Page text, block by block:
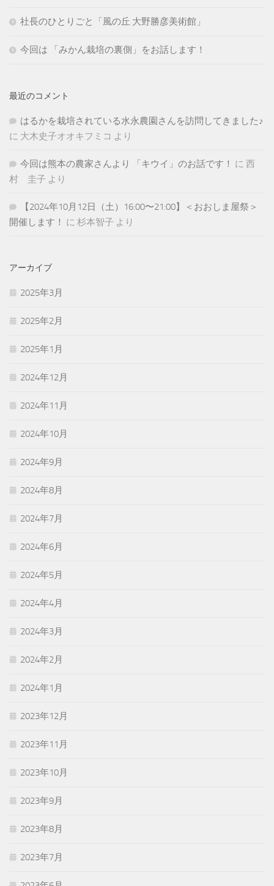
社長のひとりごと「風の丘 大野勝彦美術館」
今回は 「みかん栽培の裏側」をお話します！
最近のコメント
はるかを栽培されている水永農園さんを訪問してきました♪
に 大木史子オオキフミコ より
今回は熊本の農家さんより 「キウイ」のお話です！ に 西
村 圭子 より
【2024年10月12日（土）16:00〜21:00】＜おおしま屋祭＞
開催します！ に 杉本智子 より
アーカイブ
2025年3月
2025年2月
2025年1月
2024年12月
2024年11月
2024年10月
2024年9月
2024年8月
2024年7月
2024年6月
2024年5月
2024年4月
2024年3月
2024年2月
2024年1月
2023年12月
2023年11月
2023年10月
2023年9月
2023年8月
2023年7月